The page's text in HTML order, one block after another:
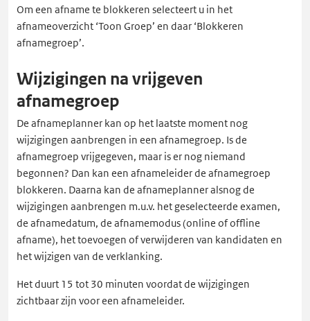
Om een afname te blokkeren selecteert u in het
afnameoverzicht ‘Toon Groep’ en daar ‘Blokkeren
afnamegroep’.
Wijzigingen na vrijgeven
afnamegroep
De afnameplanner kan op het laatste moment nog
wijzigingen aanbrengen in een afnamegroep. Is de
afnamegroep vrijgegeven, maar is er nog niemand
begonnen? Dan kan een afnameleider de afnamegroep
blokkeren. Daarna kan de afnameplanner alsnog de
wijzigingen aanbrengen m.u.v. het geselecteerde examen,
de afnamedatum, de afnamemodus (online of offline
afname), het toevoegen of verwijderen van kandidaten en
het wijzigen van de verklanking.
Het duurt 15 tot 30 minuten voordat de wijzigingen
zichtbaar zijn voor een afnameleider.